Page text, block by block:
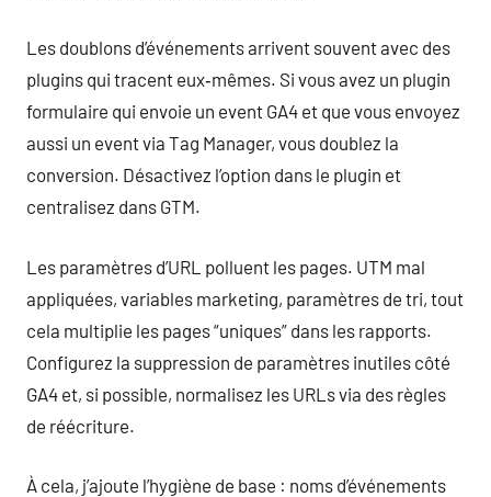
Les doublons d’événements arrivent souvent avec des
plugins qui tracent eux‑mêmes. Si vous avez un plugin
formulaire qui envoie un event GA4 et que vous envoyez
aussi un event via Tag Manager, vous doublez la
conversion. Désactivez l’option dans le plugin et
centralisez dans GTM.
Les paramètres d’URL polluent les pages. UTM mal
appliquées, variables marketing, paramètres de tri, tout
cela multiplie les pages “uniques” dans les rapports.
Configurez la suppression de paramètres inutiles côté
GA4 et, si possible, normalisez les URLs via des règles
de réécriture.
À cela, j’ajoute l’hygiène de base : noms d’événements